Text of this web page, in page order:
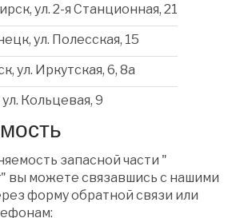
ул. 2-я Станционная, 21
ул. Полесская, 15
ул. Иркутская, 6, 8a
Кольцевая, 9
запасной части "
вы можете связавшись с нашими
форму обратной связи или